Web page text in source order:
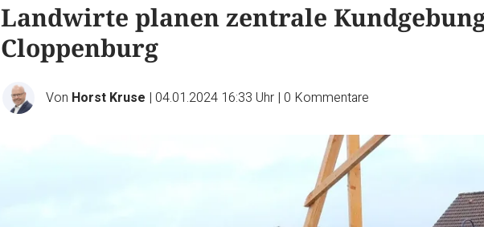
Landwirte planen zentrale
Cloppenburg
Von Horst Kruse | 04.01.2024 16:33 Uhr | 0 Kommentare